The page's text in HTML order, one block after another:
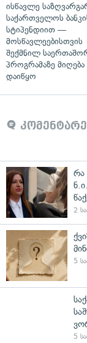
ისწავლე
საქართველოს
სტიპენდიით —
მოსწავლეებისთვის
შექმნილ
პროგრამაზე მიღება
დაიწყო
რა
2
5
5